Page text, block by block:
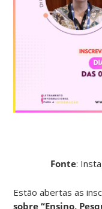
Fonte:
Estão abertas as
sobre “Ensino,